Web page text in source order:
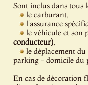
Sont inclus dans tous
le carburant,
l'assurance
le véhicule et son
conducteur),
le déplacement
parking - domicile du
En cas de décoration